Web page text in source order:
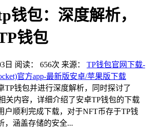
钱包：深度解析，
钱包
日 阅读： 656次 来源： TP钱包官网下载-
官方app-最新版安卓/苹果版下载
TP钱包并进行深度解析，同时探讨了
关内容，详细介绍了安卓TP钱包的下载
户顺利完成下载，对于NFT币存于TP钱
，涵盖存储的安全...